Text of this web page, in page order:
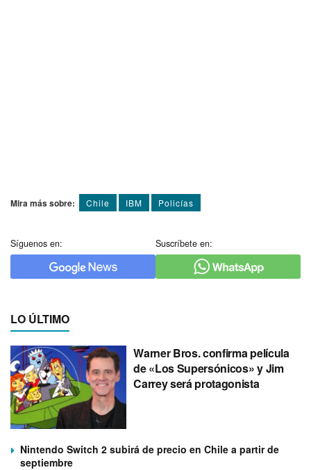
Mira más sobre: Chile IBM Policí­as
Síguenos en: Suscríbete en:
LO ÚLTIMO
Warner Bros. confirma película
de «Los Supersónicos» y Jim
Carrey será protagonista
Nintendo Switch 2 subirá de precio en Chile a partir de
septiembre